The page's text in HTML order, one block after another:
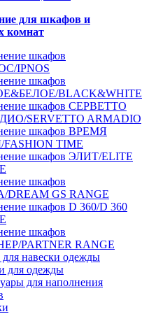
для шкафов и
комнат
шкафов
IPNOS
шкафов
BLACK&WHITE
шкафов СЕРВЕТТО
SERVETTO ARMADIO
шкафов ВРЕМЯ
TIME
шкафов ЭЛИТ/ELITE
шкафов
GS RANGE
шкафов D 360/D 360
шкафов
PARTNER RANGE
навески одежды
для одежды
для наполнения